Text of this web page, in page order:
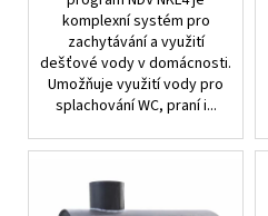
komplexní systém pro
zachytávání a využití
dešťové vody v domácnosti.
Umožňuje využití vody pro
splachování WC, praní i...